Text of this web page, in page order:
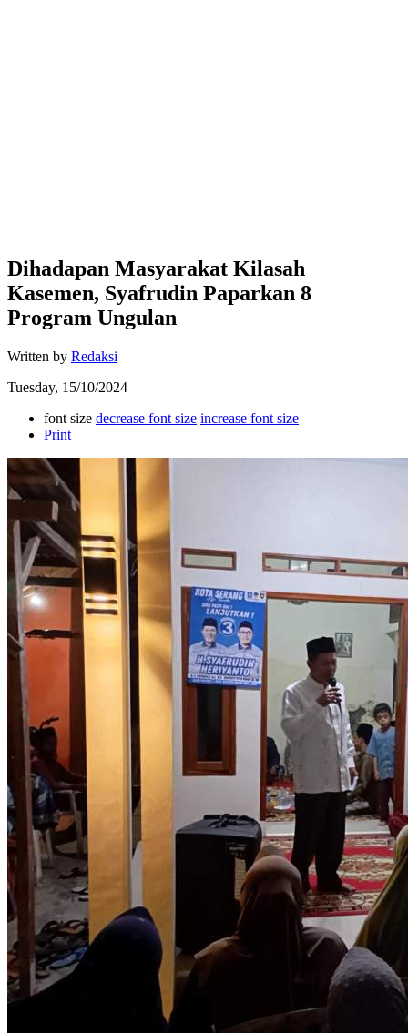
Dihadapan Masyarakat Kilasah
Kasemen, Syafrudin Paparkan 8
Program Ungulan
Written by Redaksi
Tuesday, 15/10/2024
font size decrease font size increase font size
Print